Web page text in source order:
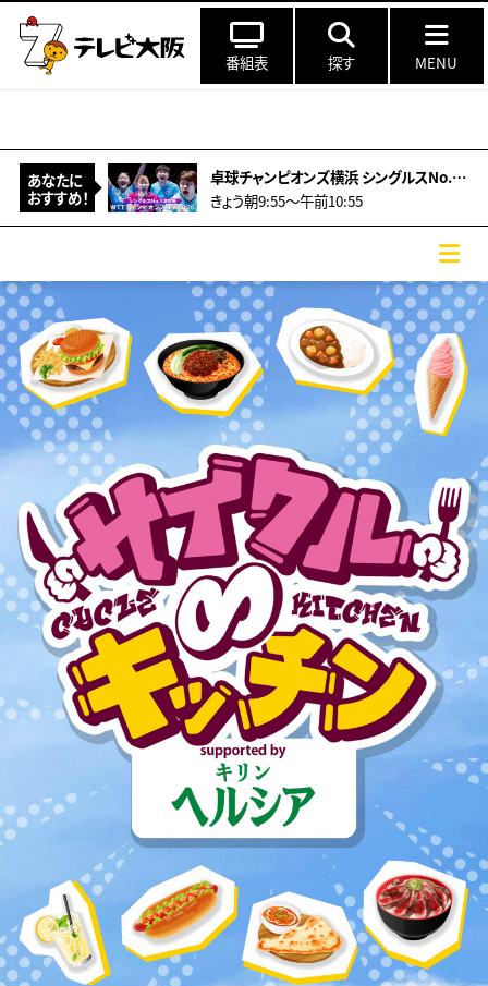
番組表 探す MENU
あなたに
おすすめ！
卓球チャンピオンズ横浜 シングルスNo.1決定戦▼早田ひな2回戦・勝てば準々決勝
きょう朝9:55～午前10:55